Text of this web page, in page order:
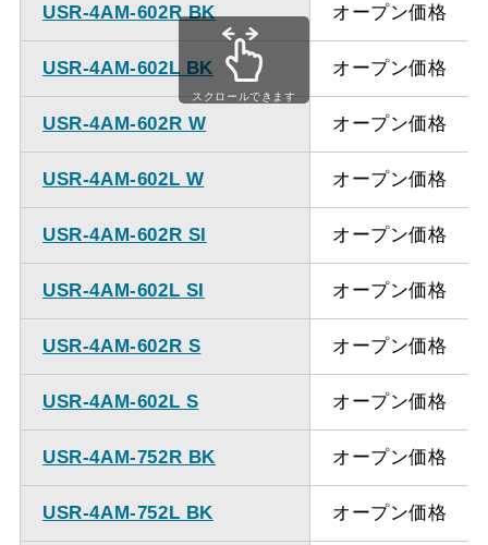
USR-4AM-602R BK オープン価格
USR-4AM-602L BK オープン価格
USR-4AM-602R W オープン価格
USR-4AM-602L W オープン価格
USR-4AM-602R SI オープン価格
USR-4AM-602L SI オープン価格
USR-4AM-602R S オープン価格
USR-4AM-602L S オープン価格
USR-4AM-752R BK オープン価格
USR-4AM-752L BK オープン価格
スクロールできます